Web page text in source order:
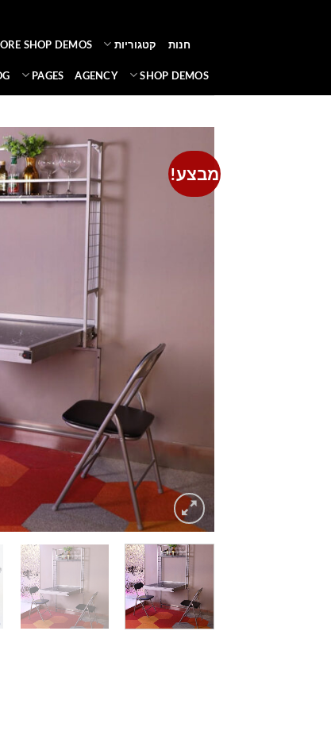
חנות קטגוריות SHOP DEMOS
SHOP DEMOS
AGENCY
PAGES
מבצע!